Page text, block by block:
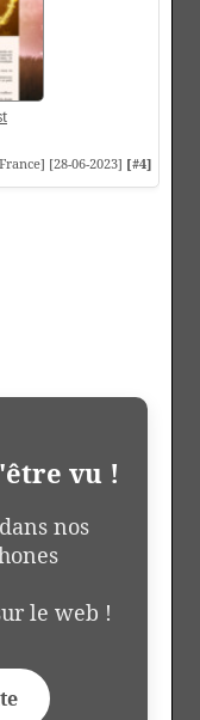
[28-06-2023] [#4]
vu !
nos
le web !